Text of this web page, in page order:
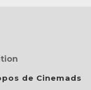
de Cinemads